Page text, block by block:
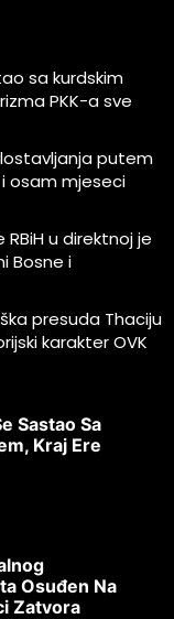
sa kurdskim
PKK-a sve
putem
osam mjeseci
u direktnoj je
Bosne i
presuda Thaciju
karakter OVK
Sastao Sa
Kraj Ere
Osuđen Na
Zatvora